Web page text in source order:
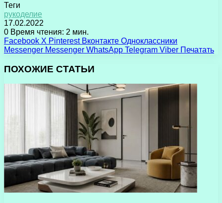
Теги
рукоделие
17.02.2022
0 Время чтения: 2 мин.
Facebook X Pinterest Вконтакте Одноклассники
Messenger Messenger WhatsApp Telegram Viber Печатать
ПОХОЖИЕ СТАТЬИ